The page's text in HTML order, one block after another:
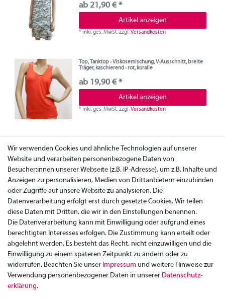
ab 21,90 € *
Artikel anzeigen
*inkl. ges. MwSt.zzgl.Versandkosten
Top, Tanktop - Viskosemischung, V-Ausschnitt, breite
Träger, kaschierend - rot, koralle
ab 19,90 € *
Artikel anzeigen
*inkl. ges. MwSt.zzgl.Versandkosten
Zahlung
Wir verwenden Cookies und ähnliche Technologien auf unserer
Website und verarbeiten personenbezogene Daten von
Besucher:innen unserer Webseite (z.B. IP-Adresse), um z.B. Inhalte und
Anzeigen zu personalisieren, Medien von Drittanbietern einzubinden
oder Zugriffe auf unsere Website zu analysieren. Die
Datenverarbeitung erfolgt erst durch gesetzte Cookies. Wir teilen
diese Daten mit Dritten, die wir in den Einstellungen benennen.
Die Datenverarbeitung kann mit Einwilligung oder aufgrund eines
berechtigten Interesses erfolgen. Die Zustimmung kann erteilt oder
abgelehnt werden. Es besteht das Recht, nicht einzuwilligen und die
Einwilligung zu einem späteren Zeitpunkt zu ändern oder zu
widerrufen. Beachten Sie unser Impressum und weitere Hinweise zur
Verwendung personenbezogener Daten in unserer Daten­schutz­
erklärung.